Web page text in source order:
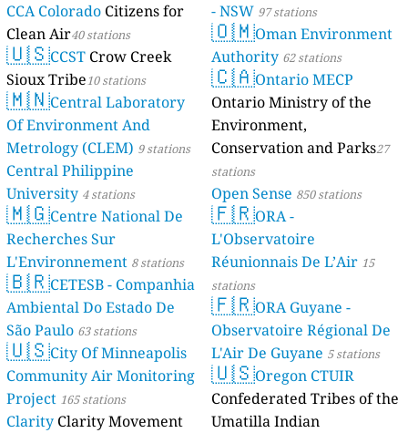
CCA Colorado Citizens for
Clean Air40 stations
🇺🇸CCST Crow Creek
Sioux Tribe10 stations
🇲🇳Central Laboratory
Of Environment And
Metrology (CLEM) 9 stations
Central Philippine
University 4 stations
🇲🇬Centre National De
Recherches Sur
L'Environnement 8 stations
🇧🇷CETESB - Companhia
Ambiental Do Estado De
São Paulo 63 stations
🇺🇸City Of Minneapolis
Community Air Monitoring
Project 165 stations
Clarity Clarity Movement
- NSW 97 stations
🇴🇲Oman Environment
Authority 62 stations
🇨🇦Ontario MECP
Ontario Ministry of the
Environment,
Conservation and Parks27
stations
Open Sense 850 stations
🇫🇷ORA -
L'Observatoire
Réunionnais De L’Air 15
stations
🇫🇷ORA Guyane -
Observatoire Régional De
L'Air De Guyane 5 stations
🇺🇸Oregon CTUIR
Confederated Tribes of the
Umatilla Indian